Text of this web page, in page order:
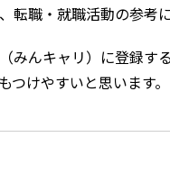
転職・就職活動の参考
みんキャリ）に登録す
つけやすいと思います。